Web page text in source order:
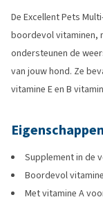
De Excellent Pets
boordevol vitaminen,
ondersteunen de
van jouw hond. Ze
vitamine E en B
Eigenschappen
Supplement in de
Boordevol
Met vitamine A